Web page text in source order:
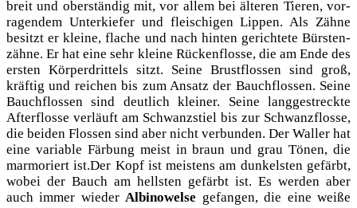
breit und ober­stän­dig mit, vor allem bei älte­ren Tie­ren, vor­
ra­gen­dem Unter­kie­fer und flei­schi­gen Lip­pen. Als Zäh­ne
besitzt er klei­ne, fla­che und nach hin­ten gerich­te­te Bürs­ten­
zäh­ne. Er hat eine sehr klei­ne Rücken­flos­se, die am Ende des
ers­ten Kör­per­drit­tels sitzt. Sei­ne Brust­flos­sen sind groß,
kräf­tig und rei­chen bis zum Ansatz der Bauch­flos­sen. Sei­ne
Bauch­flos­sen sind deut­lich klei­ner. Sei­ne lang­ge­streck­te
After­flos­se ver­läuft am Schwanz­stiel bis zur Schwanz­flos­se,
die bei­den Flos­sen sind aber nicht ver­bun­den. Der Wal­ler hat
eine varia­ble Fär­bung meist in braun und grau Tönen, die
mar­mo­riert ist.Der Kopf ist meis­tens am dun­kels­ten gefärbt,
wobei der Bauch am hells­ten gefärbt ist. Es wer­den aber
auch immer wie­derAlbi­no­wel­se gefan­gen, die eine wei­ße